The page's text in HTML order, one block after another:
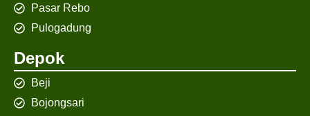
Pasar Rebo
Pulogadung
Depok
Beji
Bojongsari